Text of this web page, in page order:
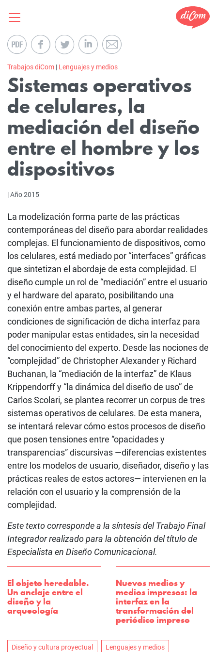
Trabajos diCom | Lenguajes y medios
Sistemas operativos
de celulares, la
mediación del diseño
entre el hombre y los
dispositivos
| Año 2015
La modelización forma parte de las prácticas
contemporáneas del diseño para abordar realidades
complejas. El funcionamiento de dispositivos, como
los celulares, está mediado por “interfaces” gráficas
que sintetizan el abordaje de esta complejidad. El
diseño cumple un rol de “mediación” entre el usuario
y el hardware del aparato, posibilitando una
conexión entre ambas partes, al generar
condiciones de significación de dicha interfaz para
poder manipular estas entidades, sin la necesidad
del conocimiento del experto. Desde las nociones de
“complejidad” de Christopher Alexander y Richard
Buchanan, la “mediación de la interfaz” de Klaus
Krippendorff y “la dinámica del diseño de uso” de
Carlos Scolari, se plantea recorrer un corpus de tres
sistemas operativos de celulares. De esta manera,
se intentará relevar cómo estos procesos de diseño
que posen tensiones entre “opacidades y
transparencias” discursivas —diferencias existentes
entre los modelos de usuario, diseñador, diseño y las
prácticas reales de estos actores— intervienen en la
relación con el usuario y la comprensión de la
complejidad.
Este texto corresponde a la síntesis del Trabajo Final
Integrador realizado para la obtención del título de
Especialista en Diseño Comunicacional.
El objeto heredable.
Un anclaje entre el
diseño y la
arqueología
Nuevos medios y
medios impresos: la
interfaz en la
transformación del
periódico impreso
Diseño y cultura proyectual Lenguajes y medios